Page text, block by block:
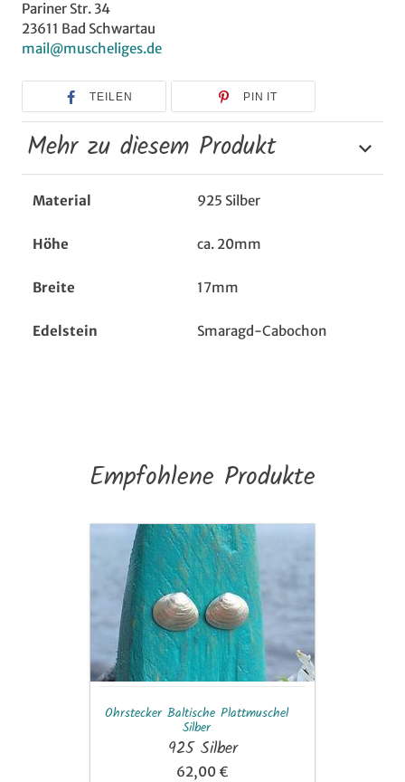
Pariner Str. 34
23611 Bad Schwartau
mail@muscheliges.de
TEILEN PIN IT
Mehr zu diesem Produkt
Material 925 Silber
Höhe ca. 20mm
Breite 17mm
Edelstein Smaragd-Cabochon
Empfohlene Produkte
Ohrstecker
Baltische
Plattmuschel
Silber
Ohrstecker Baltische Plattmuschel
Silber
925 Silber
62,00 €